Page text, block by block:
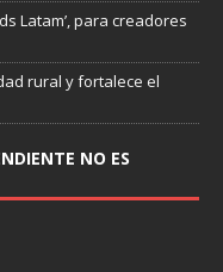
Latam’, para creadores
rural y fortalece el
NO ES